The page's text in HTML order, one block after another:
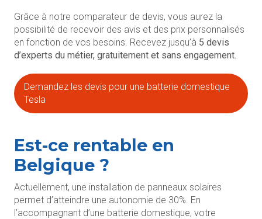
Grâce à notre comparateur de devis, vous aurez la
possibilité de recevoir des avis et des prix personnalisés
en fonction de vos besoins. Recevez jusqu’à 5 devis
d’experts du métier, gratuitement et sans engagement.
Demandez les devis pour une batterie domestique
Tesla
Est-ce rentable en
Belgique ?
Actuellement, une installation de panneaux solaires
permet d’atteindre une autonomie de 30%. En
l’accompagnant d’une batterie domestique, votre